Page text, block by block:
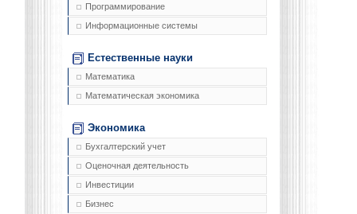
Программирование
Информационные системы
Естественные науки
Математика
Математическая экономика
Экономика
Бухгалтерский учет
Оценочная деятельность
Инвестиции
Бизнес